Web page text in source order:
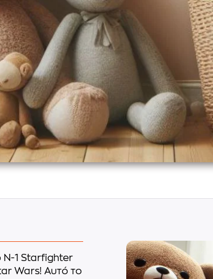
N-1 Starfighter
Wars! Αυτό το